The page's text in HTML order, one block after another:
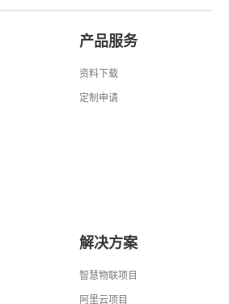
产品服务
资料下载
定制申请
解决方案
智慧物联项目
阿里云项目